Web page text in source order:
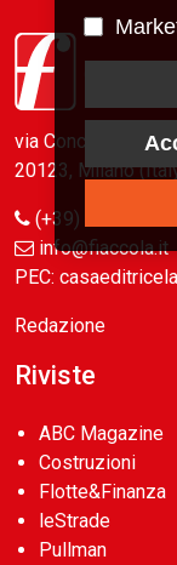
via Conca del
20123, Milano
(+39) 02
info@fiaccola.it
PEC:
Redazione
Riviste
ABC Magazine
Costruzioni
Flotte&Finanza
leStrade
Pullman